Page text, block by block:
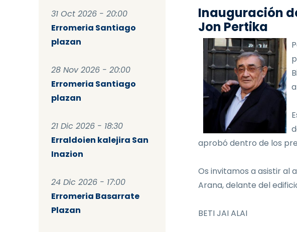
31 Oct 2026 - 20:00
Erromeria Santiago
plazan
28 Nov 2026 - 20:00
Erromeria Santiago
plazan
21 Dic 2026 - 18:30
Erraldoien kalejira San
Inazion
24 Dic 2026 - 17:00
Erromeria Basarrate
Plazan
Inauguración
Jon Pertika
aprobó dentro de los
Os invitamos a asistir al
Arana, delante del
BETI JAI ALAI